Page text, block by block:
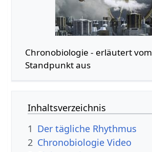
Chronobiologie - erläutert vom
Standpunkt aus
Inhaltsverzeichnis
1 Der tägliche Rhythmus
2 Chronobiologie Video